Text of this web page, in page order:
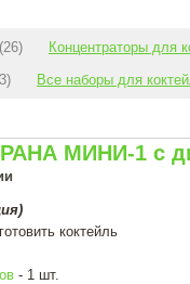
(26) Концентраторы для
Все наборы для
МИНИ-1 с
коктейль
- 1 шт.